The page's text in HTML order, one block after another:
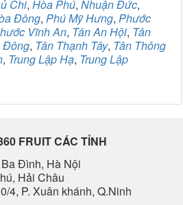
Chi, Hòa Phú, Nhuận Đức,
Đông, Phú Mỹ Hưng, Phước
Vĩnh An, Tân An Hội, Tân
Đông, Tân Thạnh Tây, Tân Thông
, Trung Lập Hạ, Trung Lập
FRUIT CÁC TỈNH
Đình, Hà Nội
Hải Châu
4, P. Xuân khánh, Q.Ninh